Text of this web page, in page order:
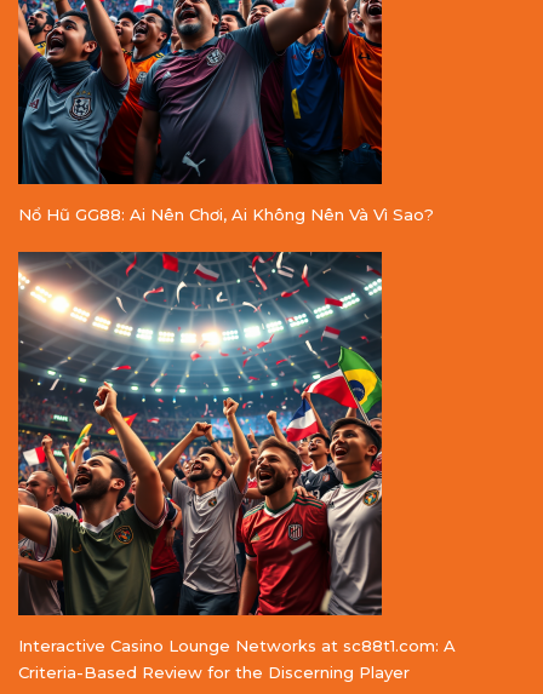
Nổ Hũ GG88: Ai Nên Chơi, Ai Không Nên Và Vì Sao?
Interactive Casino Lounge Networks at sc88t1.com: A
Criteria-Based Review for the Discerning Player